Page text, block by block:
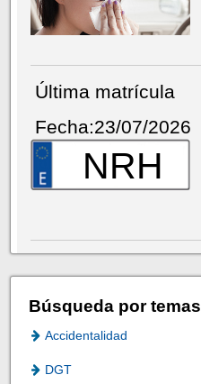
Última matrícula
Fecha:23/07/2026
NRH
Búsqueda por temas
Accidentalidad
DGT